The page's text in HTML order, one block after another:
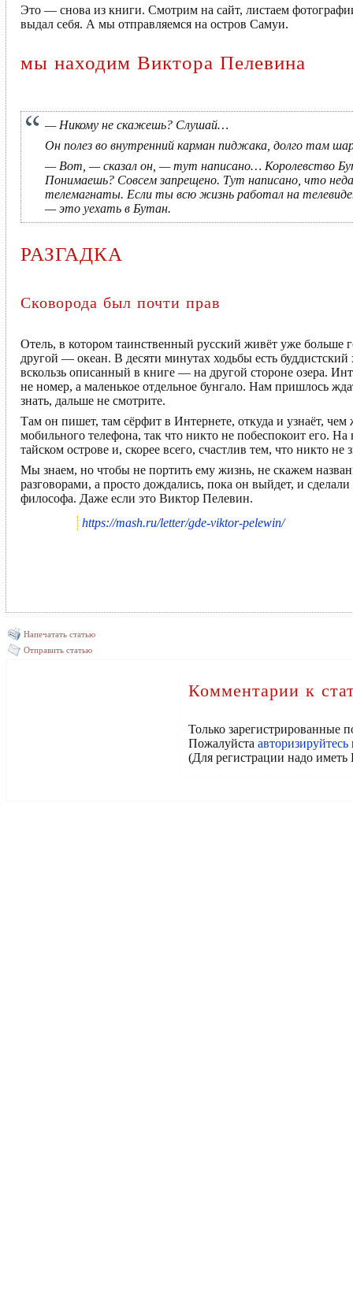
Это — снова из книги. Смотрим на сайт, листаем
выдал себя. А мы отправляемся на остров Самуи.
мы находим Виктора Пелевина
— Никому не скажешь? Слушай…
Он полез во внутренний карман пиджака, долго там
— Вот, — сказал он, — тут написано… Королевство
Понимаешь? Совсем запрещено. Тут написано, что
телемагнаты. Если ты всю жизнь работал на
— это уехать в Бутан.
РАЗГАДКА
Сковорода был почти прав
Отель, в котором таинственный русский живёт уже больше
другой — океан. В десяти минутах ходьбы есть
вскользь описанный в книге — на другой стороне озера.
не номер, а маленькое отдельное бунгало. Нам пришлось
знать, дальше не смотрите.
Там он пишет, там сёрфит в Интернете, откуда и узнаёт,
мобильного телефона, так что никто не побеспокоит его.
тайском острове и, скорее всего, счастлив тем, что никто не
Мы знаем, но чтобы не портить ему жизнь, не скажем
разговорами, а просто дождались, пока он выйдет, и
философа. Даже если это Виктор Пелевин.
https://mash.ru/letter/gde-viktor-pelewin/
Напечатать статью
Отправить статью
Комментарии к
Только зарегистрированные
Пожалуйста авторизируйтесь
(Для регистрации надо